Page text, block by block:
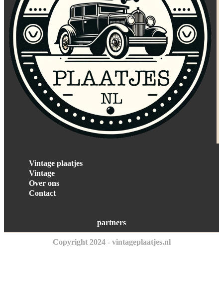
Vintage plaatjes
Vintage
Over ons
Contact
partners
Copyright 2024 - vintageplaatjes.nl